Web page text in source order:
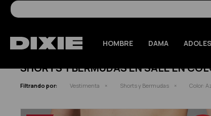
HOMBRE DAMA
SHORTS Y BERMUDAS EN SALE EN
Filtrando por: Vestimenta Shorts y Bermudas Color: